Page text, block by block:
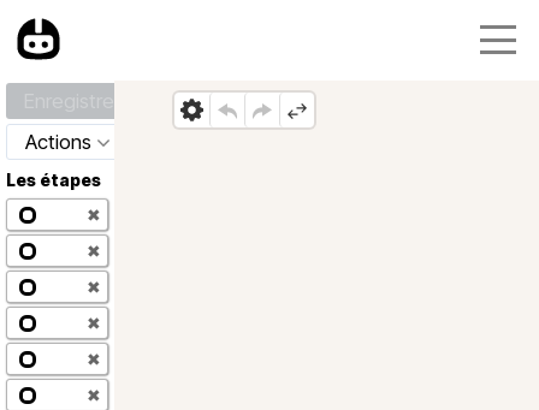
Actions
Les étapes
✖
✖
✖
✖
✖
✖